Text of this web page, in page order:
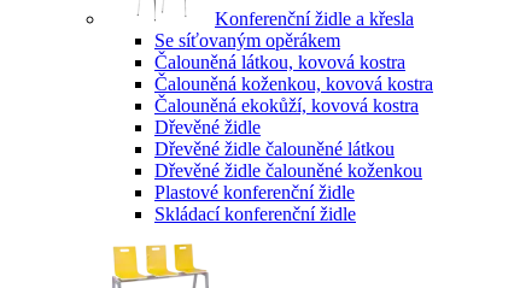
Konferenční židle a křesla
Se síťovaným opěrákem
Čalouněná látkou, kovová kostra
Čalouněná koženkou, kovová kostra
Čalouněná ekokůží, kovová kostra
Dřevěné židle
Dřevěné židle čalouněné látkou
Dřevěné židle čalouněné koženkou
Plastové konferenční židle
Skládací konferenční židle